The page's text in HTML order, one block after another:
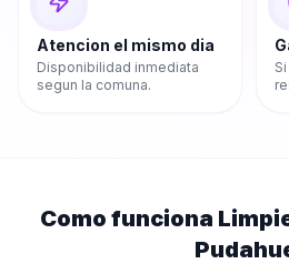
Atencion el mismo dia
Disponibilidad inmediata
segun la comuna.
Como funciona